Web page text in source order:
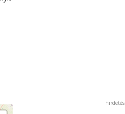
hirdetés